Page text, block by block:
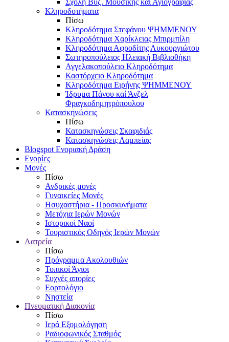
Κληροδοτήματα
Πίσω
Κληροδότημα Στεφάνου ΨΗΜΜΕΝΟΥ
Κληροδότημα Χαρίκλειας Μπιρμπίλη
Κληροδότημα Αφροδίτης Λυκουργιώτου
Σωτηροπούλειος Ηλειακή Βιβλιοθήκη
Αγγελακοπούλειο Κληροδότημα
Καστόρχειο Κληροδότημα
Κληροδότημα Ειρήνης ΨΗΜΜΕΝΟΥ
Ίδρυμα Πάνου καί Άνζελ
Φραγκοδημητρόπουλου
Κατασκηνώσεις
Πίσω
Κατασκηνώσεις Σκαφιδιάς
Κατασκηνώσεις Λαμπείας
Blogspot Ενοριακή Δράση
Ενορίες
Μονές
Πίσω
Ανδρικές μονές
Γυναικείες Μονές
Ησυχαστήρια - Προσκυνήματα
Μετόχια Ιερών Μονών
Ιστορικοί Ναοί
Τουριστικός Οδηγός Ιερών Μονών
Λατρεία
Πίσω
Πρόγραμμα Ακολουθιών
Τοπικοί Άγιοι
Συχνές απορίες
Εορτολόγιο
Νηστεία
Πνευματική Διακονία
Πίσω
Ιερά Εξομολόγηση
Ραδιοφωνικός Σταθμός